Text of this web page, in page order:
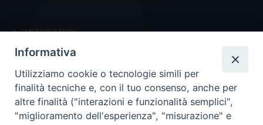
IL CENTRO STUDI
La nostra storia
Statuto
Presidenza e ufficio presidenza
Informativa
Utilizziamo cookie o tecnologie simili per
finalità tecniche e, con il tuo consenso, anche per
altre finalità ("interazioni e funzionalità semplici",
"miglioramento dell'esperienza", "misurazione" e